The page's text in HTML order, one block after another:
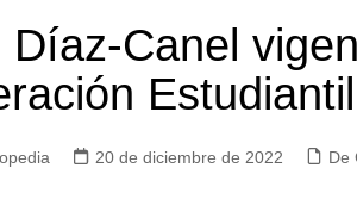
Díaz-Canel
20 de diciembre de 2022 De